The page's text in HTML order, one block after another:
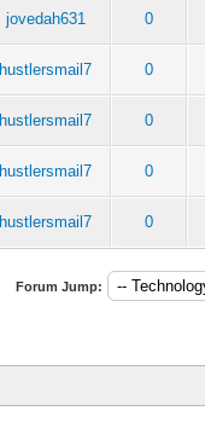
jovedah631 0
hustlersmail7 0
hustlersmail7 0
hustlersmail7 0
hustlersmail7 0
Forum Jump: